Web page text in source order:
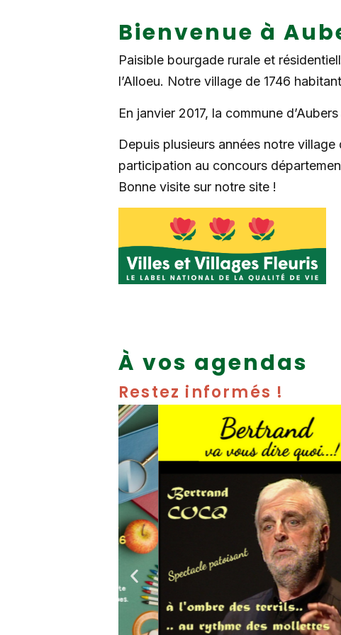
Bienvenue à
Paisible bourgade rurale et
l’Alloeu. Notre village de 1746
En janvier 2017, la commune
Depuis plusieurs années notre
participation au concours
Bonne visite sur notre site !
À vos agendas
Restez informés !